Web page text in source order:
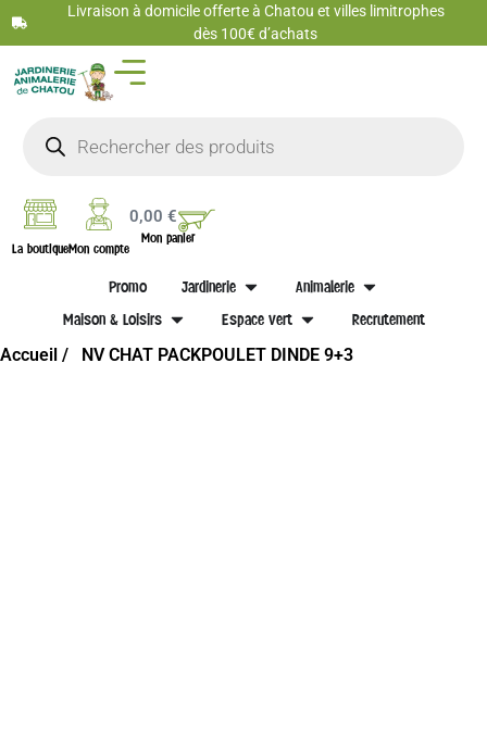
Livraison à domicile offerte à Chatou et villes limitrophes
dès 100€ d’achats
La boutiqueMon compte
0,00€
Mon panier
Promo Jardinerie
Animalerie
Maison & Loisirs
Espace vert Recrutement
Accueil / NV CHAT PACKPOULET DINDE 9+3